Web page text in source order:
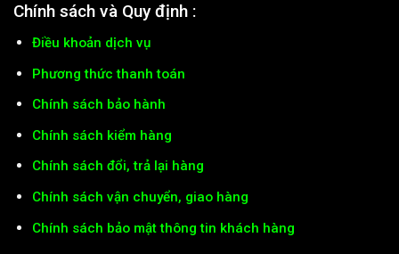
Chính sách và Quy định :
Điều khoản dịch vụ
Phương thức thanh toán
Chính sách bảo hành
Chính sách kiểm hàng
Chính sách đổi, trả lại hàng
Chính sách vận chuyển, giao hàng
Chính sách bảo mật thông tin khách hàng